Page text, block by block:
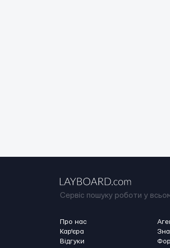
Сервіс пошуку роботи у
Про нас
Кар'єра
Відгуки